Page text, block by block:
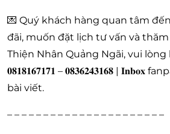
💌 Quý khách hàng quan tâm
đãi, muốn đặt lịch tư vấn và
Thiện Nhân Quảng Ngãi, vui
𝟎𝟖𝟏𝟖𝟏𝟔𝟕𝟏𝟕𝟏 – 𝟎𝟖𝟑𝟔𝟐𝟒𝟑𝟏𝟔𝟖 | 𝐈𝐧𝐛𝐨𝐱
bài viết.
– – – – – – – – – – – – – – – – – – – – – –